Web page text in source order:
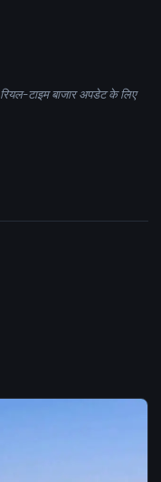
टाइम बाजार अपडेट के लिए